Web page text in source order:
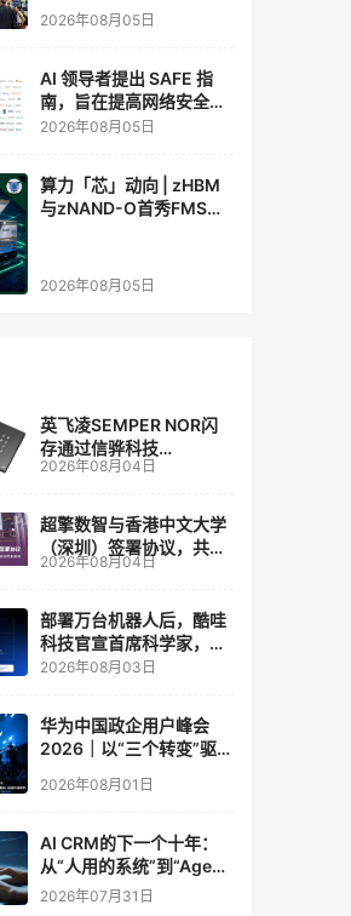
存储方案
2026年08月05日
AI 领导者提出 SAFE 指
南，旨在提高网络安全透
明度
2026年08月05日
算力「芯」动向 | zHBM
与zNAND-O首秀FMS
个维度，z轴算盘的魅力
2026年08月05日
英飞凌SEMPER NOR闪
存通过信骅科技
AST2700 BMC认证，全
管理
2026年08月04日
超擎数智与香港中文大学
（深圳）签署协议，共建
人工智能和边缘计算联合
2026年08月04日
部署万台机器人后，酷哇
科技官宣首席科学家，要
让世界模型交付生产力
2026年08月03日
华为中国政企用户峰会
2026｜以“三个转变”驱动
2026年08月01日
AI CRM的下一个十年：
从“人用的系统”到“Agent
调用的底座”
2026年07月31日